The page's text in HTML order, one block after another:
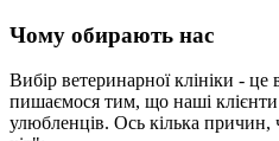
Чому обирають нас
Вибір ветеринарної клініки -
пишаємося тим, що наші клієнти
улюбленців. Ось кілька